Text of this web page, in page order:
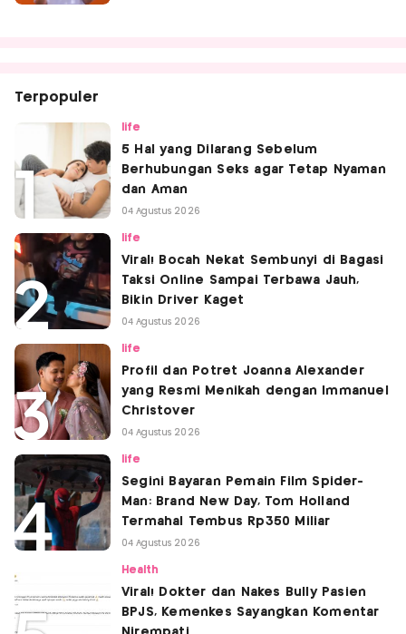
Terpopuler
life
5 Hal yang Dilarang Sebelum
Berhubungan Seks agar Tetap Nyaman
dan Aman
04 Agustus 2026
life
Viral! Bocah Nekat Sembunyi di Bagasi
Taksi Online Sampai Terbawa Jauh,
Bikin Driver Kaget
04 Agustus 2026
life
Profil dan Potret Joanna Alexander
yang Resmi Menikah dengan Immanuel
Christover
04 Agustus 2026
life
Segini Bayaran Pemain Film Spider-
Man: Brand New Day, Tom Holland
Termahal Tembus Rp350 Miliar
04 Agustus 2026
Health
Viral! Dokter dan Nakes Bully Pasien
BPJS, Kemenkes Sayangkan Komentar